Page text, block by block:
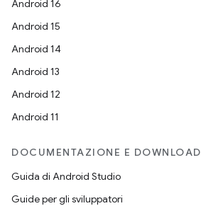
Android 16
Android 15
Android 14
Android 13
Android 12
Android 11
DOCUMENTAZIONE E DOWNLOAD
Guida di Android Studio
Guide per gli sviluppatori